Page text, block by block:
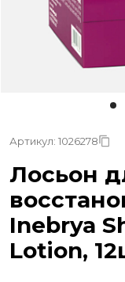
Артикул: 1026278
Лосьон
Inebrya
Lotion,